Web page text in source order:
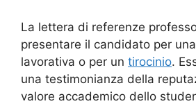
La lettera di referenze
presentare il candidato per
lavorativa o per un tirocinio.
una testimonianza della
valore accademico dello